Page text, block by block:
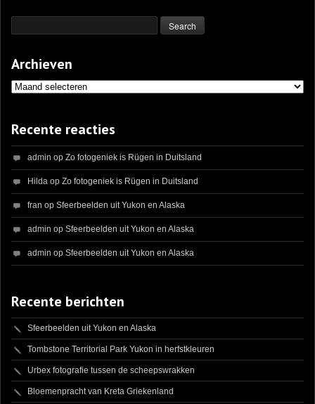
Archieven
Archieven
Recente reacties
admin op Zo fotogeniek is Rügen in Duitsland
Hilda op Zo fotogeniek is Rügen in Duitsland
fran op Sfeerbeelden uit Yukon en Alaska
admin op Sfeerbeelden uit Yukon en Alaska
admin op Sfeerbeelden uit Yukon en Alaska
Recente berichten
Sfeerbeelden uit Yukon en Alaska
Tombstone Territorial Park Yukon in herfstkleuren
Urbex fotografie tussen de scheepswrakken
Bloemenpracht van Kreta Griekenland